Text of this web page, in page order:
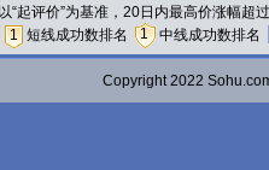
“起评价”为基准，20日内最高价涨幅
1 短线成功数排名 1 中线成功数排名
Copyright 2022